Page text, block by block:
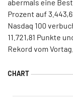
abermals eine
Prozent auf
Nasdaq 100
11.721,81 Punkte
Rekord vom Vortag.